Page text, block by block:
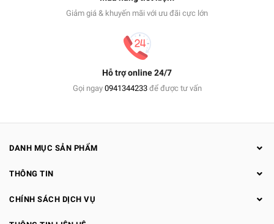
Giảm giá & khuyến mãi với ưu đãi cực lớn
Hỗ trợ online 24/7
Gọi ngay 0941344233để được tư vấn
DANH MỤC SẢN PHẨM
THÔNG TIN
CHÍNH SÁCH DỊCH VỤ